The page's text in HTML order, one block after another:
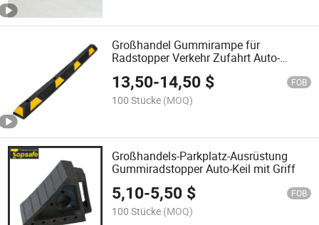
Großhandel Gummirampe für
Radstopper Verkehr Zufahrt Auto-
Stopper für Parkplatz
13,50-14,50 $ FOB
100 Stücke (MOQ)
Großhandels-Parkplatz-Ausrüstung
Gummiradstopper Auto-Keil mit Griff
5,10-5,50 $ FOB
100 Stücke (MOQ)